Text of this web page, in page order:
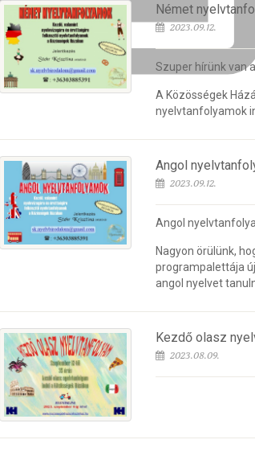
Német
2023.09.12.
Szuper hírünk van
A Közösségek
nyelvtanfolyamok
Angol
2023.09.12.
Angol
Nagyon örülünk,
programpalettája
angol nyelvet
Kezdő olasz
2023.08.09.